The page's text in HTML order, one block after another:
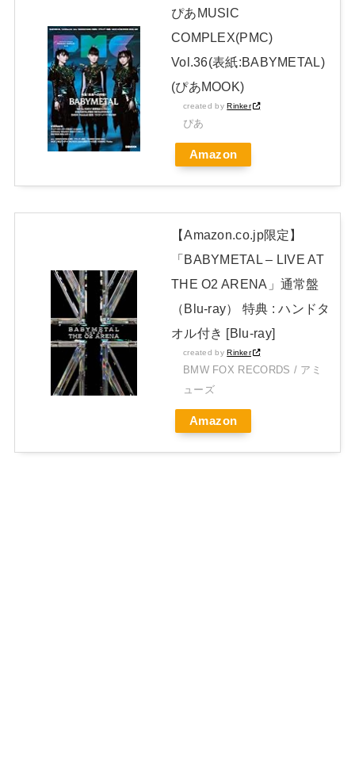
ハロ！コン2026「TOYOTA ARENA TOKYO」公演が売り切れ
NEW!
日本独自企画・限定生産盤「METAL FORTH (DELUXE
JAPAN EDITION)」着弾
【BABYMETAL】METAL FORTH DELUXE JAPAN EDITION
開封レビュー!
ぴあMUSIC
COMPLEX(PMC)
Vol.36(表紙:BABYMETAL)
(ぴあMOOK)
created by Rinker
ぴあ
Amazon
【Amazon.co.jp限定】
「BABYMETAL – LIVE AT
THE O2 ARENA」通常盤
（Blu-ray） 特典 : ハンドタ
オル付き [Blu-ray]
created by Rinker
BMW FOX RECORDS / アミ
ューズ
Amazon